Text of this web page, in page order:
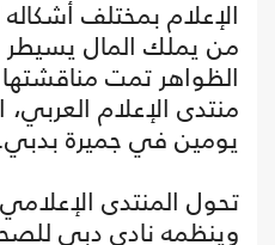
الإعلام بمختلف
من يملك المال
الظواهر تمت
منتدى الإعلام
يومين في جميرة بدبي.
تحول المنتدى
وينظمه نادي دبي